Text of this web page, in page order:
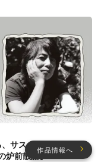
作品情報へ
サスペンスへの“転
炉前散語】